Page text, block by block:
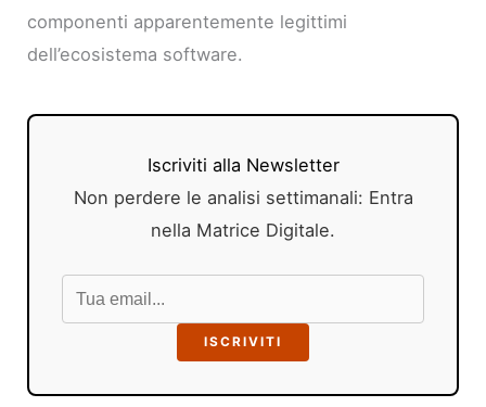
componenti apparentemente legittimi
dell’ecosistema software.
Iscriviti alla Newsletter
Non perdere le analisi settimanali: Entra
nella Matrice Digitale.
ISCRIVITI